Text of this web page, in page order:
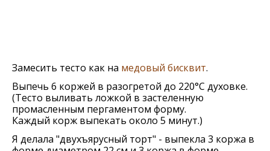
Замесить тесто как на медовый бисквит.
Выпечь 6 коржей в разогретой до 220°С духовке.
(Тесто выливать ложкой в застеленную
промасленным пергаментом форму.
Каждый корж выпекать около 5 минут.)
Я делала "двухъярусный торт" - выпекла 3 коржа в